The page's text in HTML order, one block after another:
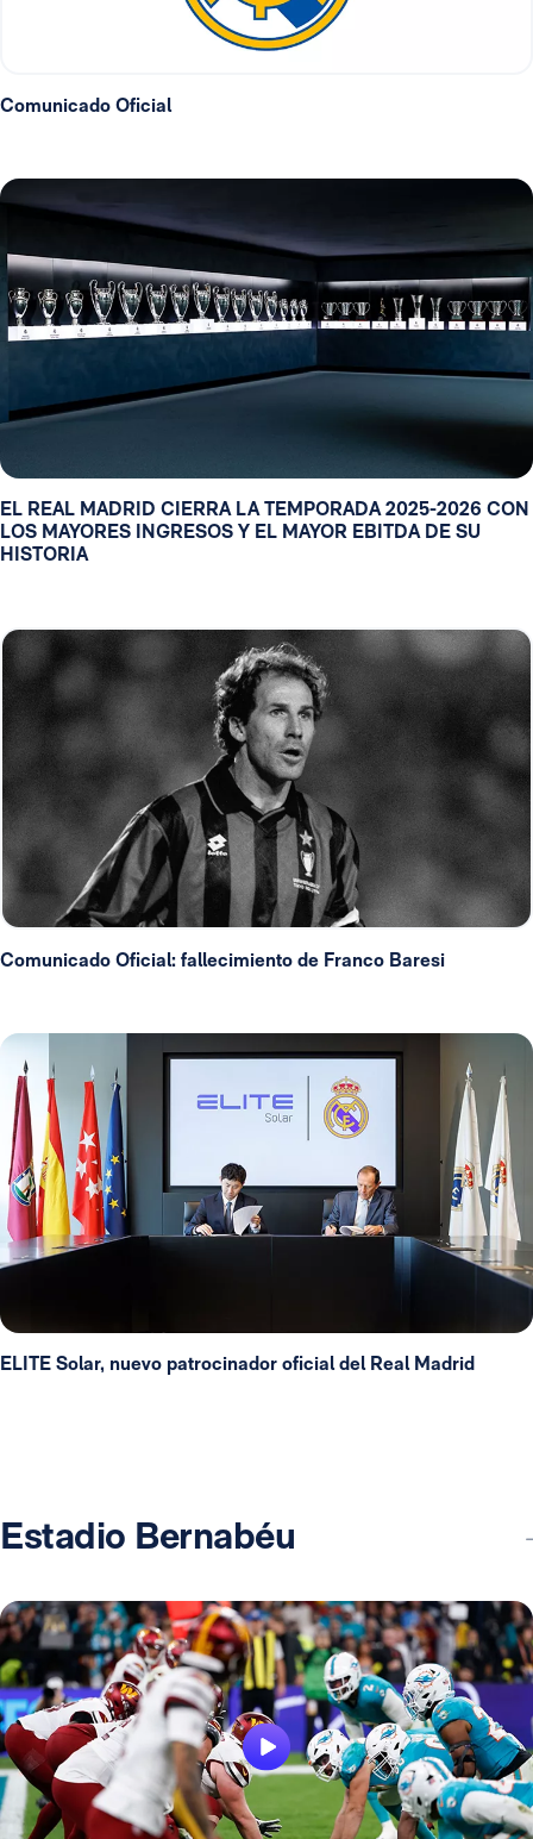
Comunicado Oficial
EL REAL MADRID CIERRA LA TEMPORADA 2025-2026 CON
LOS MAYORES INGRESOS Y EL MAYOR EBITDA DE SU
HISTORIA
Comunicado Oficial: fallecimiento de Franco Baresi
ELITE Solar, nuevo patrocinador oficial del Real Madrid
Estadio Bernabéu